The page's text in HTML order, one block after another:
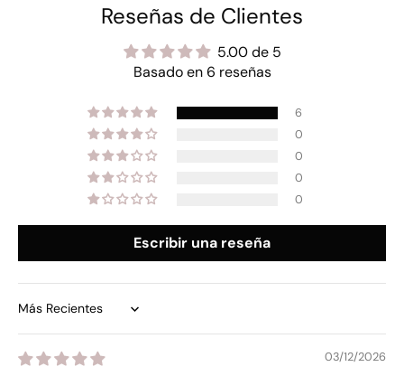
Reseñas de Clientes
5.00 de 5
Basado en 6 reseñas
6
0
0
0
0
Escribir una reseña
Sort by
03/12/2026